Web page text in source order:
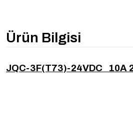
Ürün Bilgisi
JQC-3F(T73)-24VDC 10A